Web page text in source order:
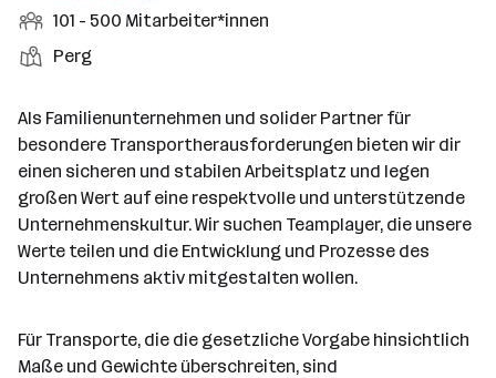
t
e
e
e
l
e
d
r
S
t
l
e
n
b
i
g
e
b
e
r
M
i
t
r
b
e
i
t
e
r
i
n
101 - 500 Mitarbeiter*innen
S
a
n
d
o
r
t
e
Perg
Als Familienunternehmen und solider Partner für
besondere Transportherausforderungen bieten wir dir
einen sicheren und stabilen Arbeitsplatz und legen
großen Wert auf eine respektvolle und unterstützende
Unternehmenskultur. Wir suchen Teamplayer, die unsere
Werte teilen und die Entwicklung und Prozesse des
Unternehmens aktiv mitgestalten wollen.
Für Transporte, die die gesetzliche Vorgabe hinsichtlich
Maße und Gewichte überschreiten, sind